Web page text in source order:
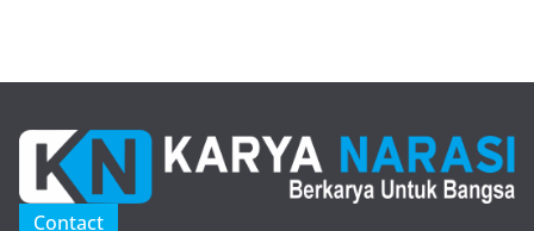
Contact